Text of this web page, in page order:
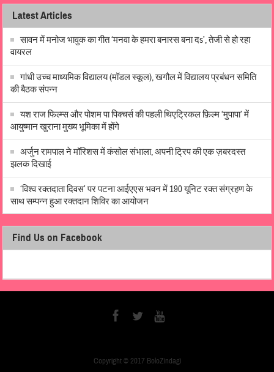
Latest Articles
सावन में मनोज भावुक का गीत ‘मनवा के हमरा बनारस बना दs’, तेजी से हो रहा
वायरल
गांधी उच्च माध्यमिक विद्यालय (मॉडल स्कूल), खगौल में विद्यालय प्रबंधन समिति
की बैठक संपन्न
यश राज फिल्म्स और पोशम पा पिक्चर्स की पहली थिएट्रिकल फ़िल्म ‘मुपापा’ में
आयुष्मान खुराना मुख्य भूमिका में होंगे
अर्जुन रामपाल ने मॉरिशस में कंसोल संभाला, अपनी ट्रिप की एक ज़बरदस्त
झलक दिखाई
‘विश्व रक्तदाता दिवस’ पर पटना आईएएस भवन में 190 यूनिट रक्त संग्रहण के
साथ सम्पन्न हुआ रक्तदान शिविर का आयोजन
Find Us on Facebook
Copyright © 2017 BoloZindagi